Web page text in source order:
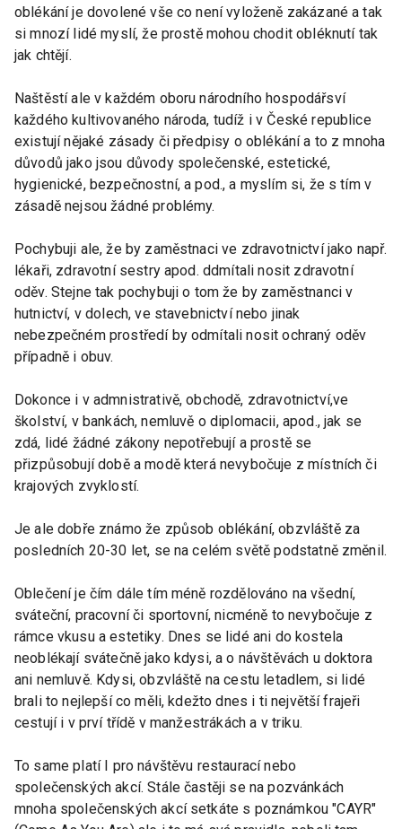
oblékání je dovolené vše co není vyloženě zakázané a tak
si mnozí lidé myslí, že prostě mohou chodit obléknutí tak
jak chtějí.
Naštěstí ale v každém oboru národního hospodářsví
každého kultivovaného národa, tudíž i v České republice
existují nějaké zásady či předpisy o oblékání a to z mnoha
důvodů jako jsou důvody společenské, estetické,
hygienické, bezpečnostní, a pod., a myslím si, že s tím v
zásadě nejsou žádné problémy.
Pochybuji ale, že by zaměstnaci ve zdravotnictví jako např.
lékaři, zdravotní sestry apod. ddmítali nosit zdravotní
oděv. Stejne tak pochybuji o tom že by zaměstnanci v
hutnictví, v dolech, ve stavebnictví nebo jinak
nebezpečném prostředí by odmítali nosit ochraný oděv
případně i obuv.
Dokonce i v admnistrativě, obchodě, zdravotnictví,ve
školství, v bankách, nemluvě o diplomacii, apod., jak se
zdá, lidé žádné zákony nepotřebují a prostě se
přizpůsobují době a modě která nevybočuje z místních či
krajových zvyklostí.
Je ale dobře známo že způsob oblékání, obzvláště za
posledních 20-30 let, se na celém světě podstatně změnil.
Oblečení je čím dále tím méně rozdělováno na všední,
sváteční, pracovní či sportovní, nicméně to nevybočuje z
rámce vkusu a estetiky. Dnes se lidé ani do kostela
neoblékají svátečně jako kdysi, a o návštěvách u doktora
ani nemluvě. Kdysi, obzvláště na cestu letadlem, si lidé
brali to nejlepší co měli, kdežto dnes i ti největší frajeři
cestují i v prví třídě v manžestrákách a v triku.
To same platí I pro návštěvu restaurací nebo
společenských akcí. Stále častěji se na pozvánkách
mnoha společenských akcí setkáte s poznámkou "CAYR"